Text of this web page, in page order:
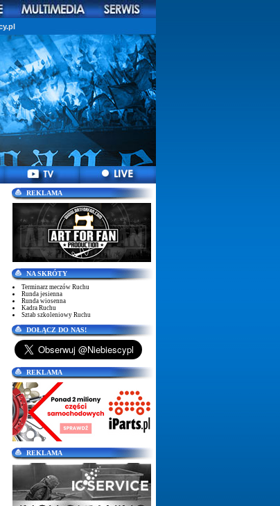
REKLAMA
NA SKRÓTY
Terminarz meczów Ruchu
Runda jesienna
Runda wiosenna
Kadra Ruchu
Sztab szkoleniowy Ruchu
DOŁĄCZ DO NAS!
REKLAMA
REKLAMA